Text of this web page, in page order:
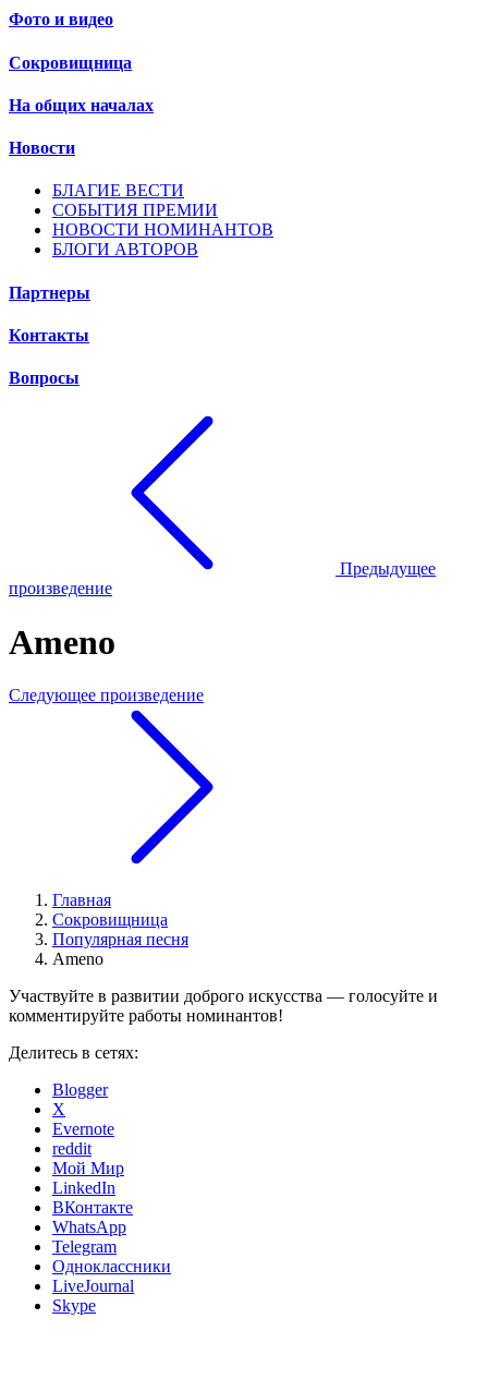
Фото и видео
Сокровищница
На общих началах
Новости
БЛАГИЕ ВЕСТИ
СОБЫТИЯ ПРЕМИИ
НОВОСТИ НОМИНАНТОВ
БЛОГИ АВТОРОВ
Партнеры
Контакты
Вопросы
Предыдущее
произведение
Ameno
Следующее произведение
Главная
Сокровищница
Популярная песня
Ameno
Участвуйте в развитии доброго искусства — голосуйте и
комментируйте работы номинантов!
Делитесь в сетях:
Blogger
X
Evernote
reddit
Мой Мир
LinkedIn
ВКонтакте
WhatsApp
Telegram
Одноклассники
LiveJournal
Skype